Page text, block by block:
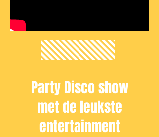
Party Disco show
met de leukste
entertainment